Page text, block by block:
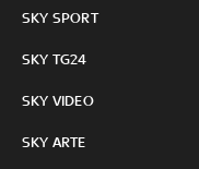
SKY SPORT
SKY TG24
SKY VIDEO
SKY ARTE